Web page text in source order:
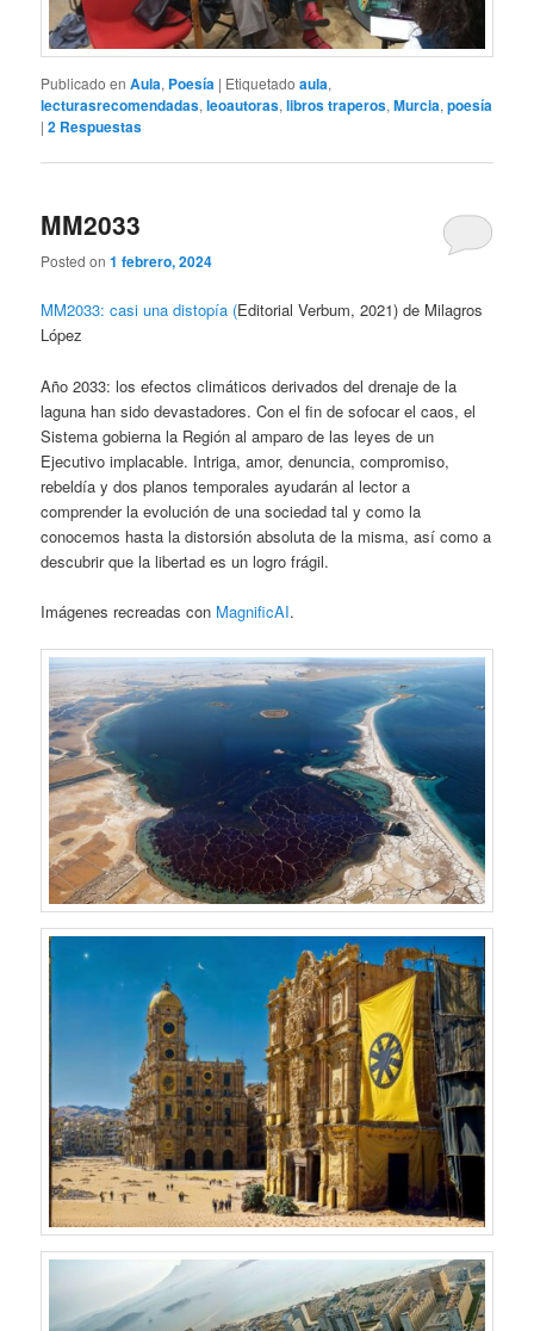
Publicado en Aula, Poesía | Etiquetado aula,
lecturasrecomendadas,leoautoras,libros traperos,Murcia,poesía
|2 Respuestas
MM2033
Posted on1 febrero, 2024
MM2033: casi una distopía (Editorial Verbum, 2021) de Milagros
López
Año 2033: los efectos climáticos derivados del drenaje de la
laguna han sido devastadores. Con el fin de sofocar el caos, el
Sistema gobierna la Región al amparo de las leyes de un
Ejecutivo implacable. Intriga, amor, denuncia, compromiso,
rebeldía y dos planos temporales ayudarán al lector a
comprender la evolución de una sociedad tal y como la
conocemos hasta la distorsión absoluta de la misma, así como a
descubrir que la libertad es un logro frágil.
Imágenes recreadas con MagnificAI.